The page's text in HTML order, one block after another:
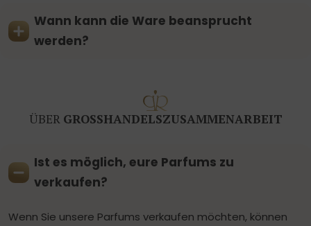
Wann kann die Ware beansprucht
werden?
ÜBER GROSSHANDELSZUSAMMENARBEIT
Ist es möglich, eure Parfums zu
verkaufen?
Wenn Sie unsere Parfums verkaufen möchten, können